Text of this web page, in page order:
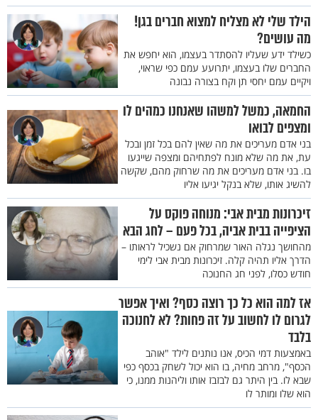
הילד שלי לא מצליח למצוא חברים בגן!
מה עושים?
כשילד ידע שעליו להסתדר בעצמו, הוא יחפש את
החברים שלו בעצמו, יתרועע עמם כפי שראוי,
ויקיים עמם יחסי תן וקח בצורה נבונה
החמאה, כמשל למשהו שאנחנו כמהים לו
ומצפים לבואו
בני אדם מעריכים את מה שאין להם בכל זמן ובכל
עת, את מה שלא מונח לפתחיהם ומצפה שייגעו
בו. בני אדם מעריכים את מה שרחוק מהם, שקשה
להשיג אותו, שלא בנקל יגיעו אליו
זיכרונות מבית אבי: מנוחה פוקס על
הציפייה בבית אביה, בכל פעם – לחג הבא
מהחושך נגלה האור שמרחוק אם נשכיל לראותו –
הדרך אליו תהיה קלה. זיכרונות מבית אבי לימי
חודש כסלו, לפני חג החנוכה
אז למה הוא כל כך רוצה כסף? ואיך אפשר
לגרום לו לחשוב על זה פחות? לא לחנוכה
בלבד
באמצעות דמי הכיס, אנו נותנים לילד "אוהב
הכסף", מרחב מחיה, בו הוא יכול לשחק בכסף כפי
שבא לו. בין היתר גם לבזבז אותו וליהנות ממנו, כי
הוא שלו ומותר לו